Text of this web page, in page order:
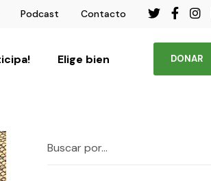
Podcast Contacto
Elige bien DONAR